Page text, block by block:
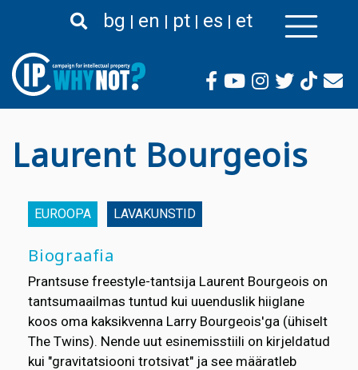
edasi
juurde
bg en pt es et
Laurent Bourgeois
EUROOPA LAVAKUNSTID
Biograafia
Prantsuse freestyle-tantsija Laurent Bourgeois on
tantsumaailmas tuntud kui uuenduslik hiiglane
koos oma kaksikvenna Larry Bourgeois'ga (ühiselt
The Twins). Nende uut esinemisstiili on kirjeldatud
kui "gravitatsiooni trotsivat" ja see määratleb